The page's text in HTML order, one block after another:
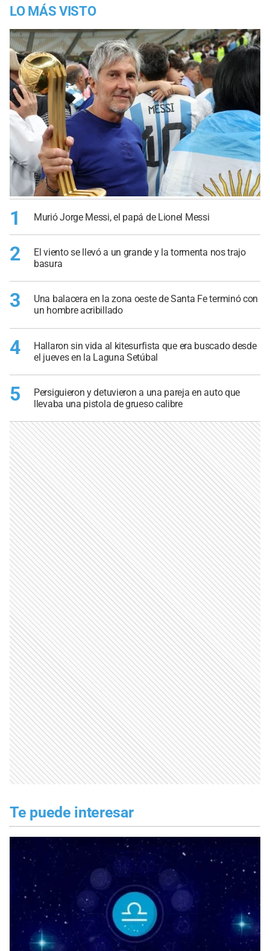
LO MÁS VISTO
1 Murió Jorge Messi, el papá de Lionel Messi
2
El viento se llevó a un grande y la tormenta nos trajo
basura
3
Una balacera en la zona oeste de Santa Fe terminó con
un hombre acribillado
4
Hallaron sin vida al kitesurfista que era buscado desde
el jueves en la Laguna Setúbal
5
Persiguieron y detuvieron a una pareja en auto que
llevaba una pistola de grueso calibre
Te puede interesar